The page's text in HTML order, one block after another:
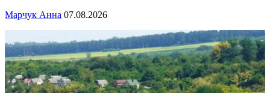
Марчук Анна 07.08.2026